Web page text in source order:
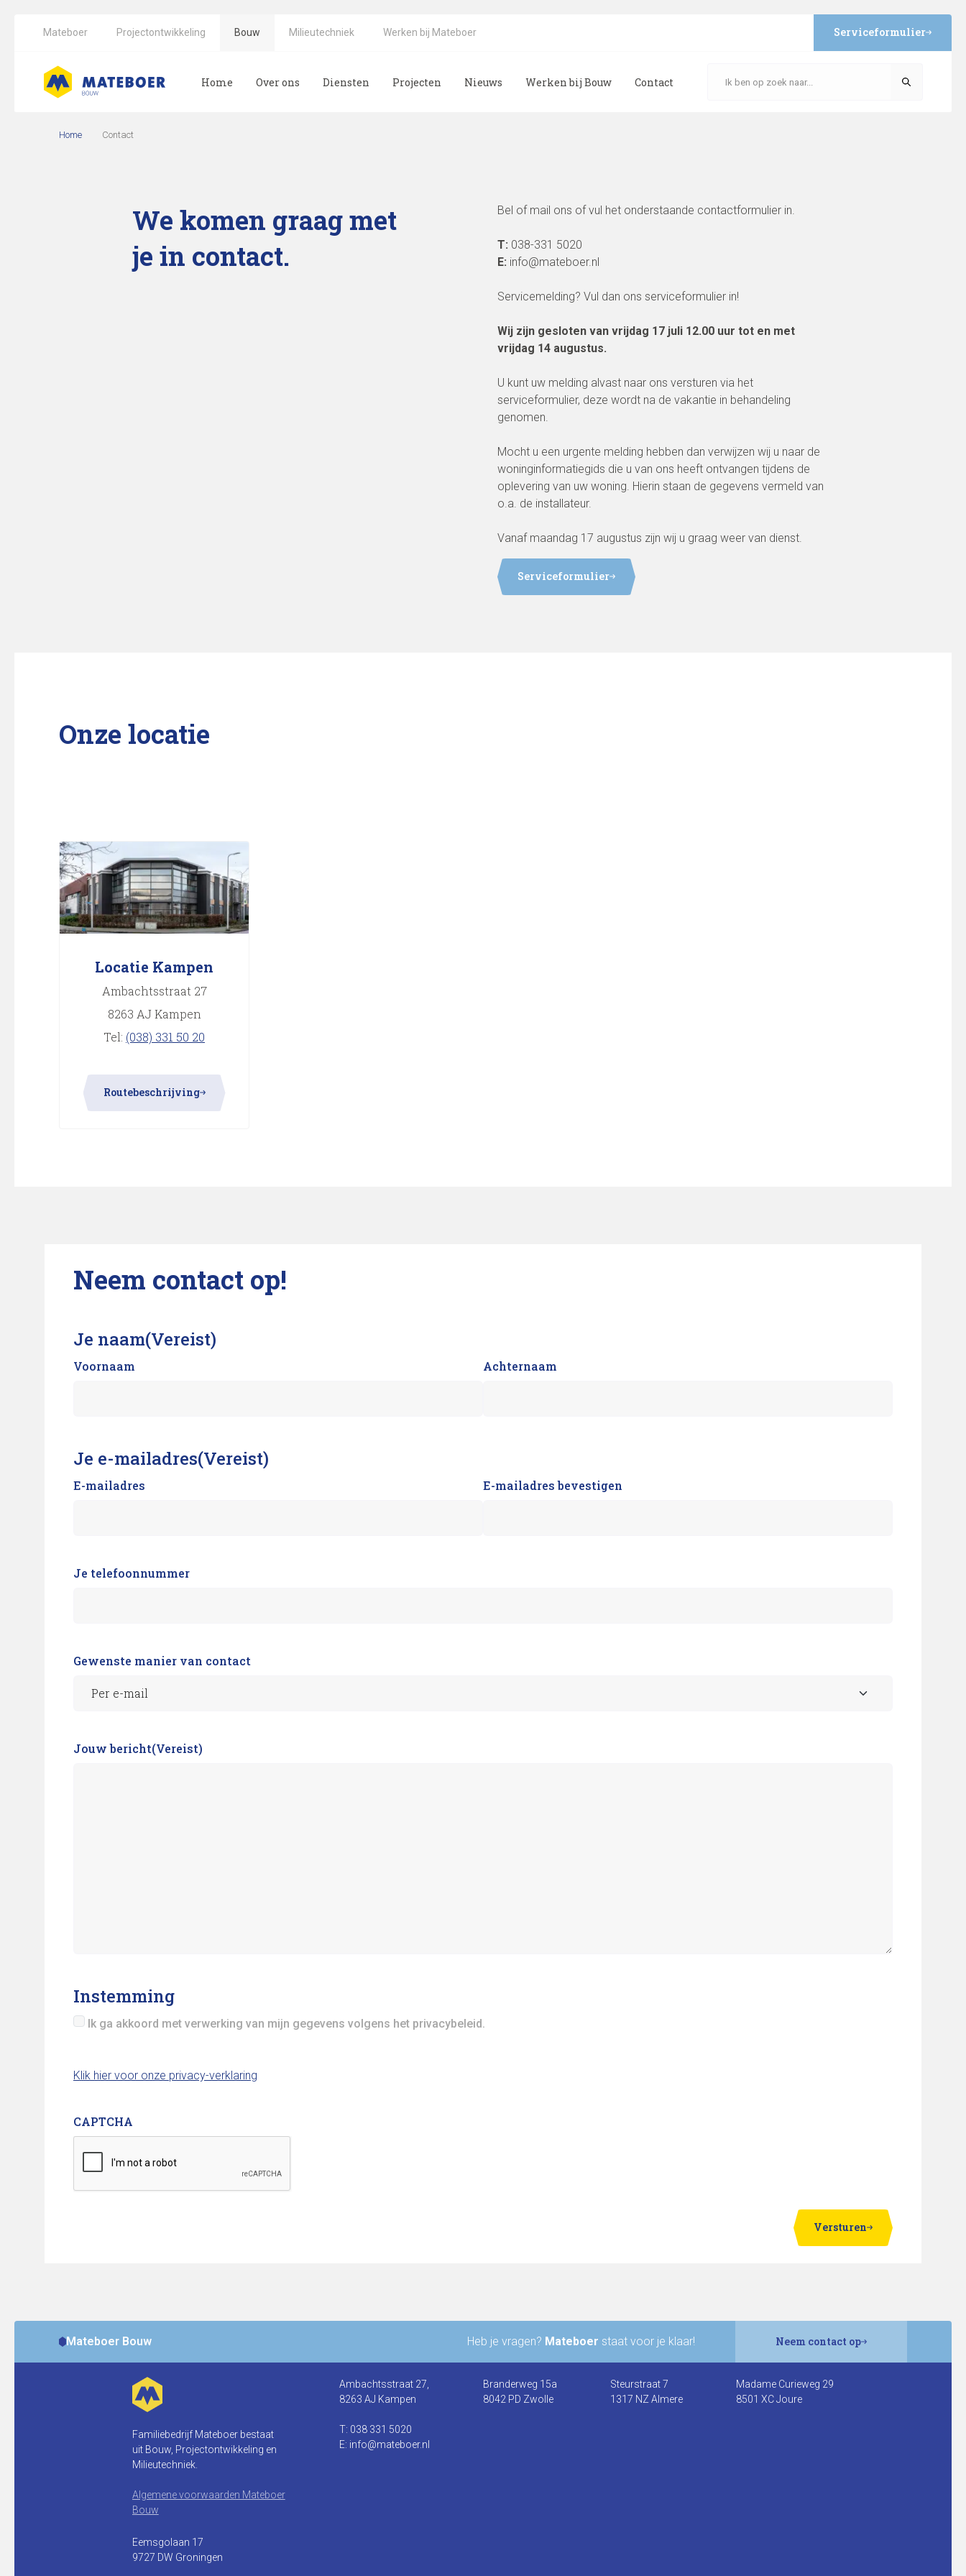
Mateboer Projectontwikkeling Bouw Milieutechniek Werken bij Mateboer Serviceformulier
Home Over ons Diensten Projecten Nieuws Werken bij Bouw Contact
Home Contact
We komen graag met
je in contact.
Bel of mail ons of vul het onderstaande contactformulier in.
T: 038-331 5020
E: info@mateboer.nl
Servicemelding? Vul dan ons serviceformulier in!
Wij zijn gesloten van vrijdag 17 juli 12.00 uur tot en met
vrijdag 14 augustus.
U kunt uw melding alvast naar ons versturen via het
serviceformulier, deze wordt na de vakantie in behandeling
genomen.
Mocht u een urgente melding hebben dan verwijzen wij u naar de
woninginformatiegids die u van ons heeft ontvangen tijdens de
oplevering van uw woning. Hierin staan de gegevens vermeld van
o.a. de installateur.
Vanaf maandag 17 augustus zijn wij u graag weer van dienst.
Serviceformulier
Onze locatie
Locatie Kampen
Ambachtsstraat 27
8263 AJ Kampen
Tel: (038) 331 50 20
Routebeschrijving
Neem contact op!
Je naam(Vereist)
Voornaam Achternaam
Je e-mailadres(Vereist)
E-mailadres E-mailadres bevestigen
Je telefoonnummer
Gewenste manier van contact
Jouw bericht(Vereist)
Instemming
Ik ga akkoord met verwerking van mijn gegevens volgens het privacybeleid.
Klik hier voor onze privacy-verklaring
CAPTCHA
Versturen
Mateboer Bouw Heb je vragen? Mateboer staat voor je klaar! Neem contact op
Familiebedrijf Mateboer bestaat
uit Bouw, Projectontwikkeling en
Milieutechniek.
Algemene voorwaarden Mateboer
Bouw
Ambachtsstraat 27,
8263 AJ Kampen
T: 038 331 5020
E: info@mateboer.nl
Branderweg 15a
8042 PD Zwolle
Steurstraat 7
1317 NZ Almere
Madame Curieweg 29
8501 XC Joure
Eemsgolaan 17
9727 DW Groningen